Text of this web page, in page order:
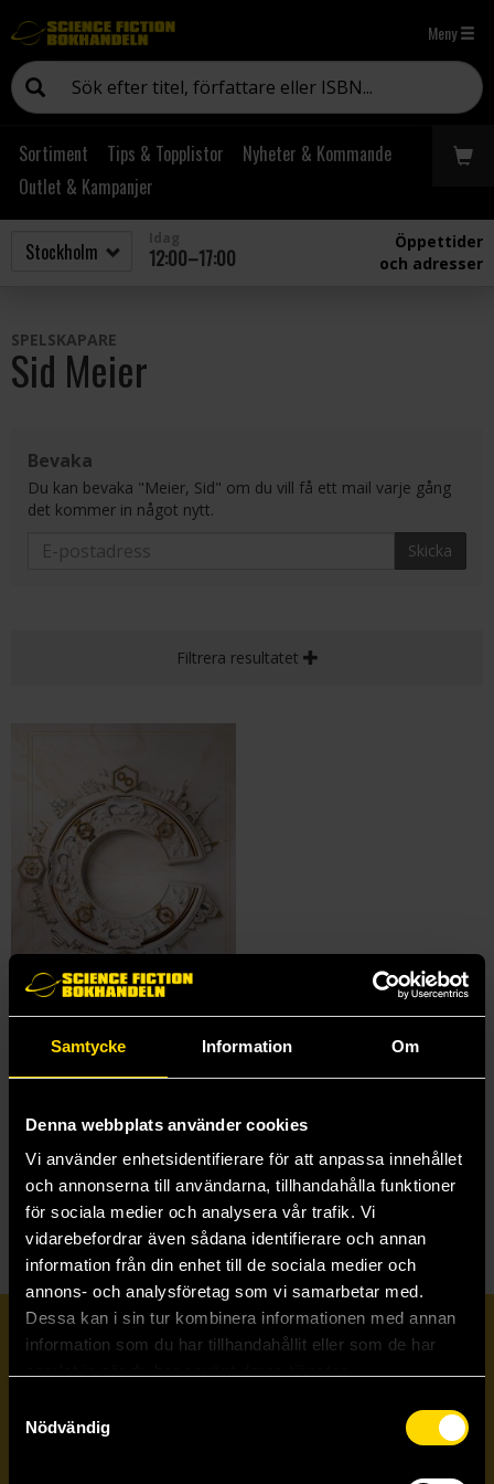
Samtycke Information Om
Denna webbplats använder cookies
Vi använder enhetsidentifierare för att anpassa innehållet
och annonserna till användarna, tillhandahålla funktioner
för sociala medier och analysera vår trafik. Vi
vidarebefordrar även sådana identifierare och annan
information från din enhet till de sociala medier och
annons- och analysföretag som vi samarbetar med.
Dessa kan i sin tur kombinera informationen med annan
information som du har tillhandahållit eller som de har
Nödvändig
Meny
Sortiment Tips & Topplistor
Nyheter & Kommande
Outlet & Kampanjer
12:00–17:00
Öppettider
och adresser
SPELSKAPARE
Sid Meier
Bevaka
Du kan bevaka "Meier, Sid" om du vill få ett mail varje gång
det kommer in något nytt.
Skicka
Filtrera resultatet
The Art and Making of Civilization VII
Sid Meier
Prenumerera på vårt nyhetsbrev
Skicka